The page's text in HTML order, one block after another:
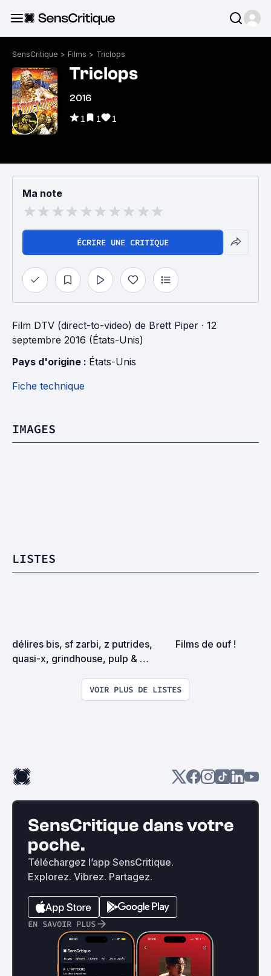
SensCritique > Films > Triclops
Triclops
2016
1 1 1
Ma note
ÉCRIRE UNE CRITIQUE
Film DTV (direct-to-video) de Brett Piper · 12
septembre 2016 (États-Unis)
Pays d'origine : États-Unis
Fiche technique
IMAGES
LISTES
délires bis, sf zarbi, z putrides,
quasi-x, grindhouse, pulp &
Films de ouf !
VOIR PLUS DE LISTES
SensCritique dans votre
poche.
Téléchargez l’app SensCritique.
Explorez. Vibrez. Partagez.
EN SAVOIR PLUS